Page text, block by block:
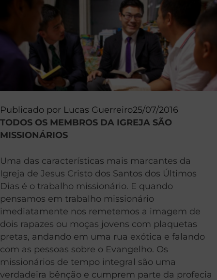
Publicado por Lucas Guerreiro25/07/2016
TODOS OS MEMBROS DA IGREJA SÃO
MISSIONÁRIOS
Uma das características mais marcantes da
Igreja de Jesus Cristo dos Santos dos Últimos
Dias é o trabalho missionário. E quando
pensamos em trabalho missionário
imediatamente nos remetemos a imagem de
dois rapazes ou moças jovens com plaquetas
pretas, andando em uma rua exótica e falando
com as pessoas sobre o Evangelho. Os
missionários de tempo integral são uma
verdadeira bênção e cumprem parte da profecia